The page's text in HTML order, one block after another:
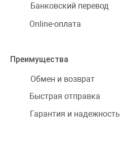
Банковский перевод
Online-оплата
Преимущества
Обмен и возврат
Быстрая отправка
Гарантия и надежность